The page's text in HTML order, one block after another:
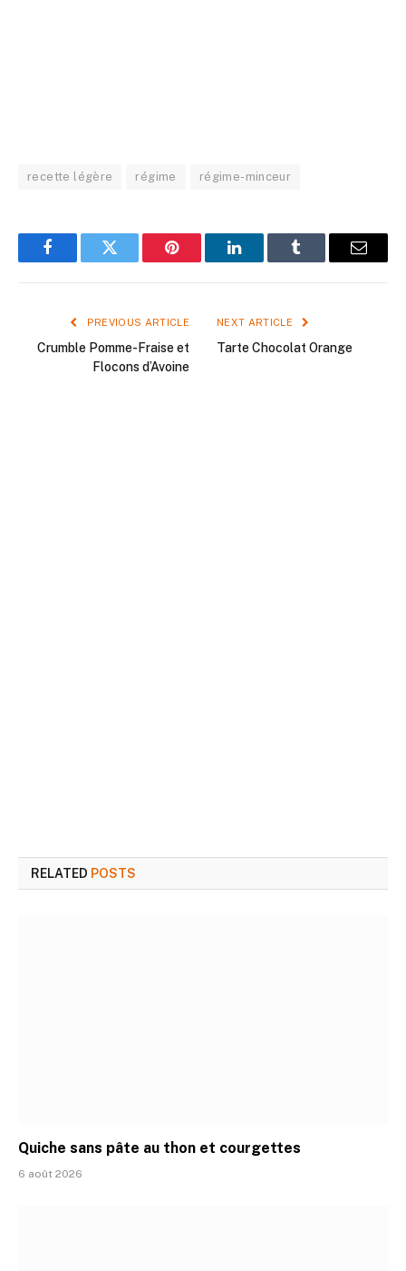
recette légère régime régime-minceur
FacebookTwitter Pinterest LinkedInTumblr Email
PREVIOUS ARTICLE
Crumble Pomme-Fraise et
Flocons d’Avoine
NEXT ARTICLE
Tarte Chocolat Orange
RELATED POSTS
Quiche sans pâte au thon et courgettes
6 août 2026